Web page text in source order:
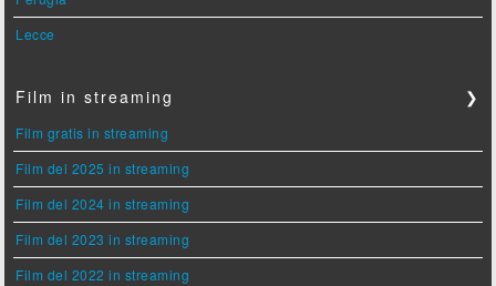
Lecce
Film in streaming ❯
Film gratis in streaming
Film del 2025 in streaming
Film del 2024 in streaming
Film del 2023 in streaming
Film del 2022 in streaming